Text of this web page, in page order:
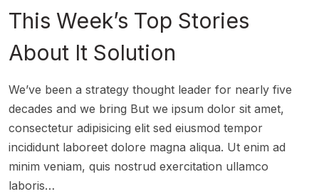
This Week’s Top Stories
About It Solution
We’ve been a strategy thought leader for nearly five
decades and we bring But we ipsum dolor sit amet,
consectetur adipisicing elit sed eiusmod tempor
incididunt laboreet dolore magna aliqua. Ut enim ad
minim veniam, quis nostrud exercitation ullamco
laboris…